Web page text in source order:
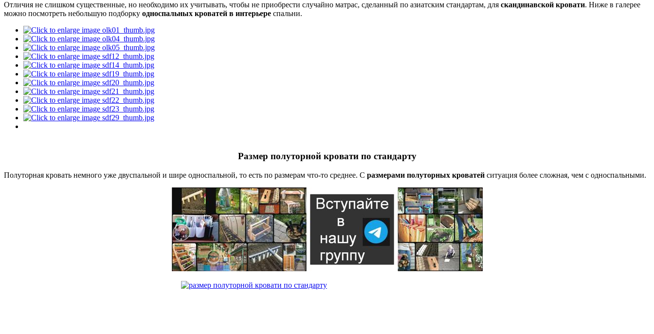
Отличия не слишком существенные, но необходимо их учитывать, чтобы не приобрести случайно матрас, сделанный по азиатским стандартам, для скандинавской кровати. Ниже в галерее
можно посмотреть небольшую подборку односпальных кроватей в интерьере спальни.
Размер полуторной кровати по стандарту
Полуторная кровать немного уже двуспальной и шире односпальной, то есть по размерам что-то среднее. С размерами полуторных кроватей ситуация более сложная, чем с односпальными.